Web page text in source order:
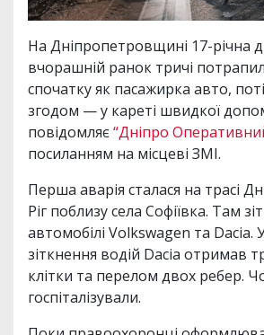
На Дніпропетровщині 17-річна
вчорашній ранок тричі
спочатку як пасажирка авто,
згодом — у кареті швидкої
повідомляє“Дніпро
посиланням на місцеві ЗМІ.
Перша аварія сталася на трасі
Ріг поблизу села Софіївка. Там
автомобілі Volkswagen та Dacia.
зіткнення водій Dacia отримав
клітки та перелом двох ребер.
госпіталізували.